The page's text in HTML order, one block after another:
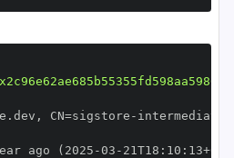
, CN=sigstore -
ago (2025 -03 - 21T18 : 10 : 13+00